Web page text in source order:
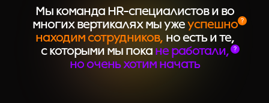
Мы команда HR-специалистов и во
многих вертикалях мы ужеуспешно
находим сотрудников, но есть и те,
с которыми мы пока не работали,
но очень хотим начать